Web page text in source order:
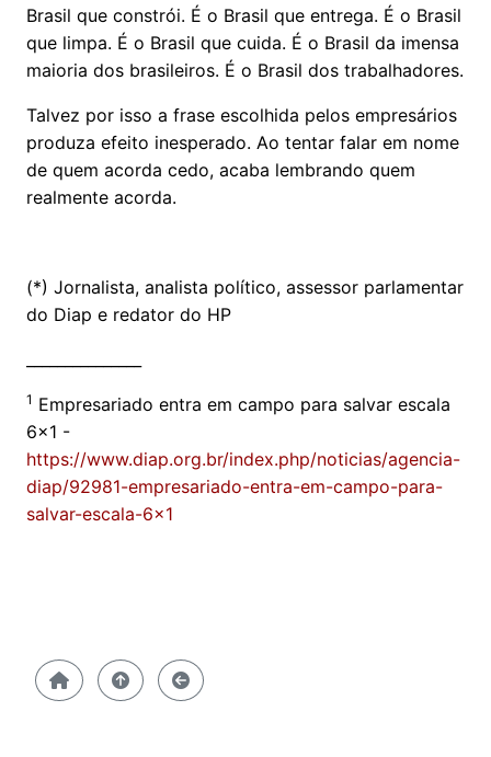
Brasil que constrói. É o Brasil que entrega. É o Brasil
que limpa. É o Brasil que cuida. É o Brasil da imensa
maioria dos brasileiros. É o Brasil dos trabalhadores.
Talvez por isso a frase escolhida pelos empresários
produza efeito inesperado. Ao tentar falar em nome
de quem acorda cedo, acaba lembrando quem
realmente acorda.
(*) Jornalista, analista político, assessor parlamentar
do Diap e redator do HP
1 Empresariado entra em campo para salvar escala
6x1 -
https://www.diap.org.br/index.php/noticias/agencia-
diap/92981-empresariado-entra-em-campo-para-
salvar-escala-6x1